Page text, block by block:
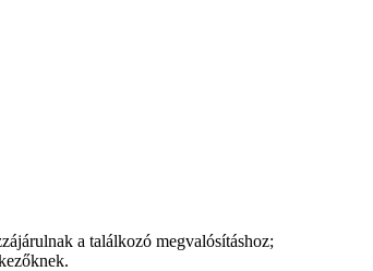
a találkozó megvalósításhoz;